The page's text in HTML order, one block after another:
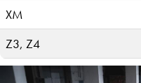
XM
Z3, Z4